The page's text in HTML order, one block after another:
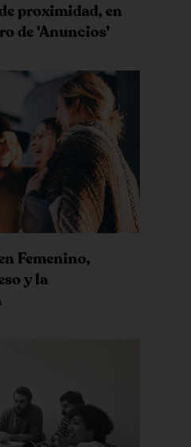
proximidad, en
de 'Anuncios'
Femenino,
y la